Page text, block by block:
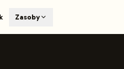
engines like ChatGPT,
Zasoby